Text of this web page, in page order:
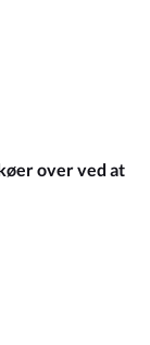
over ved at